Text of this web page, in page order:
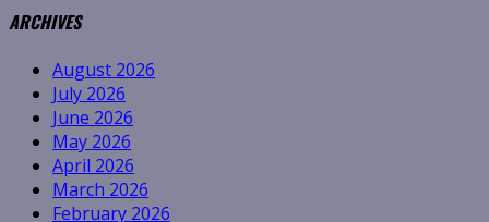
ARCHIVES
August 2026
July 2026
June 2026
May 2026
April 2026
March 2026
February 2026